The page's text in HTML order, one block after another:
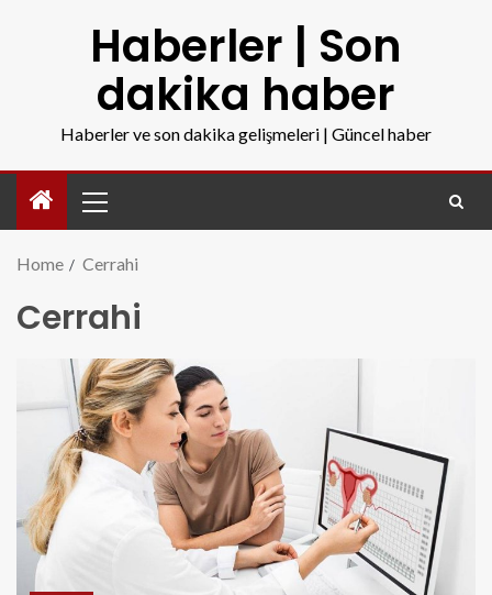
Haberler | Son
dakika haber
Haberler ve son dakika gelişmeleri | Güncel haber
Home Cerrahi
Cerrahi